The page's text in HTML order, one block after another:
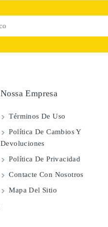
Nossa Empresa
Términos De Uso
Política De Cambios Y
Devoluciones
Política De Privacidad
Contacte Con Nosotros
Mapa Del Sitio